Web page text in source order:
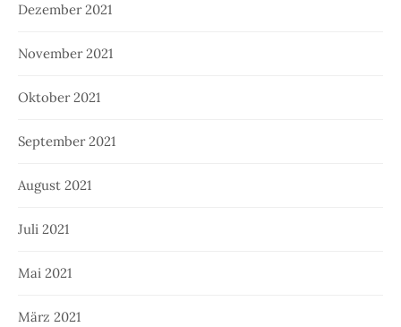
Dezember 2021
November 2021
Oktober 2021
September 2021
August 2021
Juli 2021
Mai 2021
März 2021